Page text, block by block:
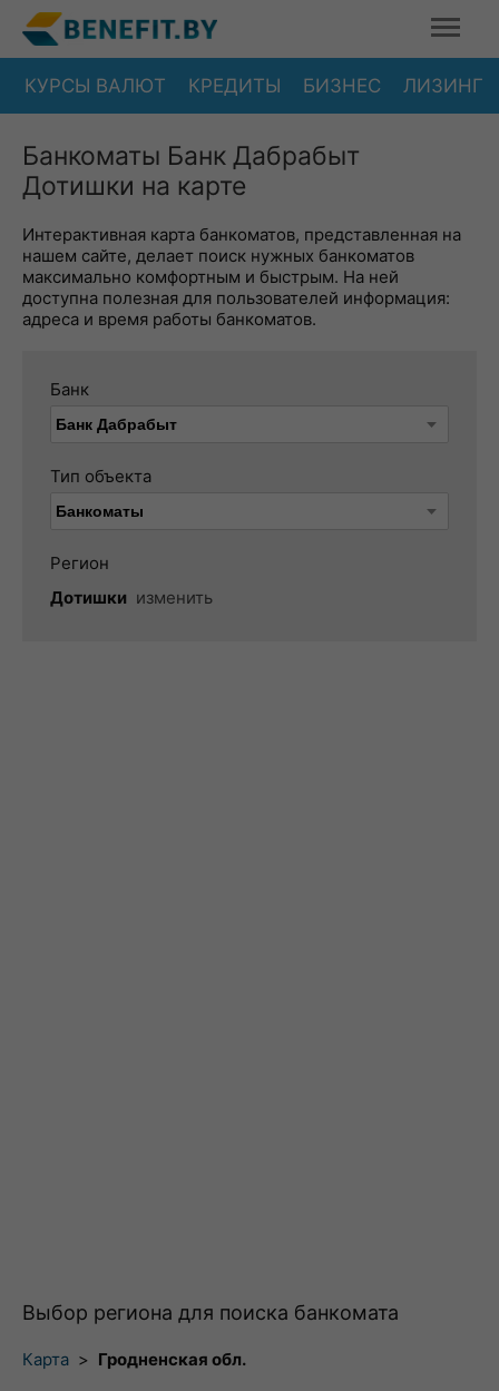
КУРСЫ ВАЛЮТ КРЕДИТЫ БИЗНЕС ЛИЗИНГ
Банкоматы Банк Дабрабыт
Дотишки на карте
Интерактивная карта банкоматов, представленная на
нашем сайте, делает поиск нужных банкоматов
максимально комфортным и быстрым. На ней
доступна полезная для пользователей информация:
адреса и время работы банкоматов.
Банк
Тип объекта
Регион
Дотишки изменить
Выбор региона для поиска банкомата
Карта > Гродненская обл.